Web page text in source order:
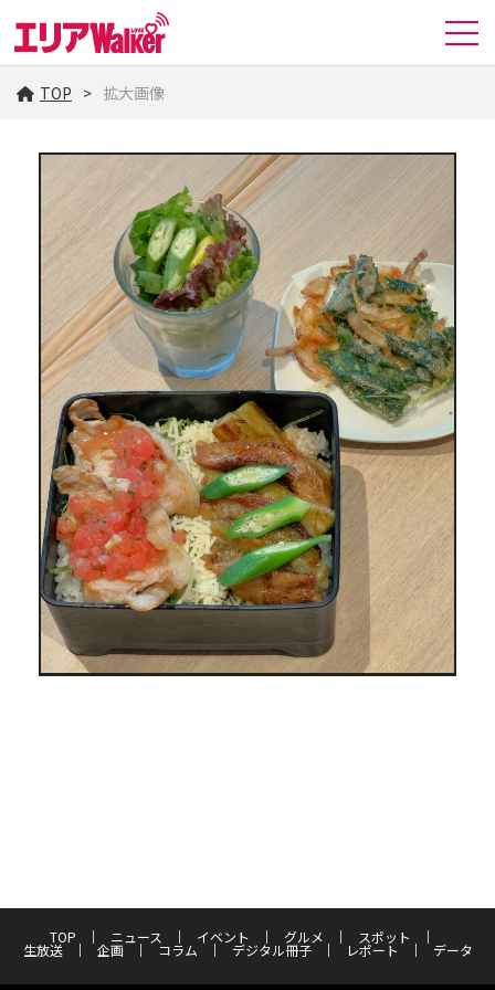
TOP 拡大画像
TOP ニュース イベント グルメ スポット
生放送 企画 コラム デジタル冊子 レポート データ